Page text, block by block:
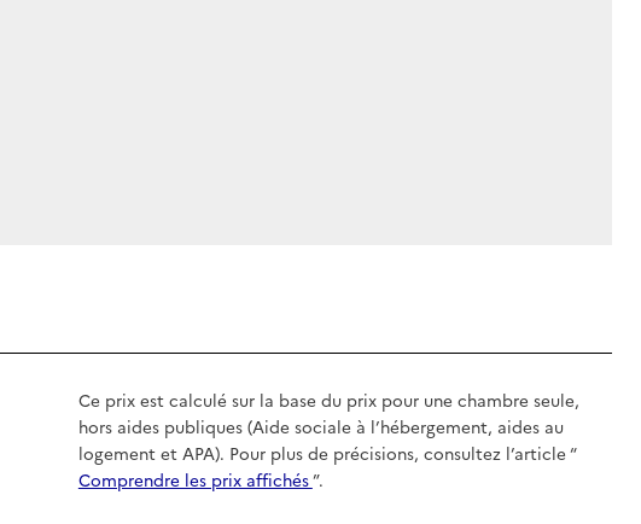
Ce prix est calculé sur la base du prix pour une chambre seule,
hors aides publiques (Aide sociale à l’hébergement, aides au
logement et APA). Pour plus de précisions, consultez l’article “
Comprendre les prix affichés”.